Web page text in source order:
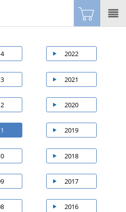
2022
2021
2020
2019
2018
2017
2016